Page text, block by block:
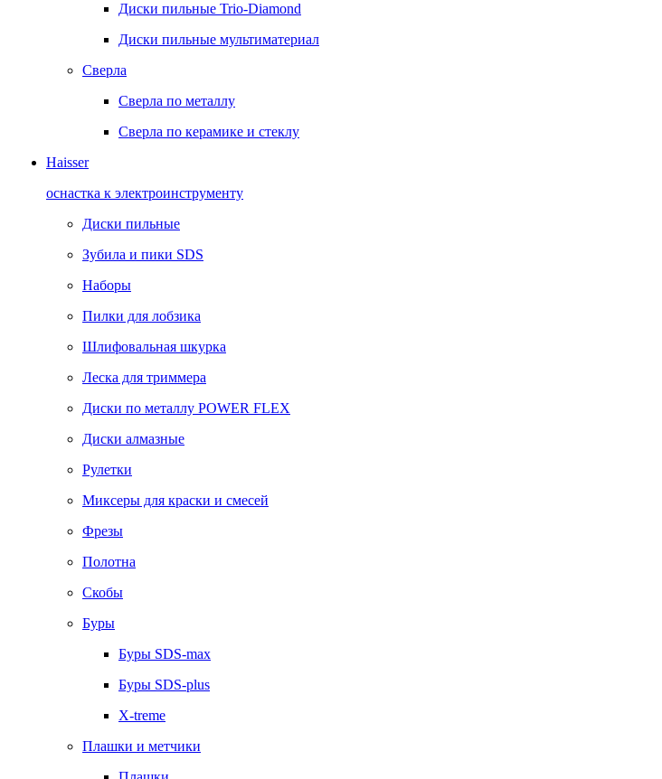
Диски пильные Trio-Diamond
Диски пильные мультиматериал
Сверла
Сверла по металлу
Сверла по керамике и стеклу
Haisser
оснастка к электроинструменту
Диски пильные
Зубила и пики SDS
Наборы
Пилки для лобзика
Шлифовальная шкурка
Леска для триммера
Диски по металлу POWER FLEX
Диски алмазные
Рулетки
Миксеры для краски и смесей
Фрезы
Полотна
Скобы
Буры
Буры SDS-max
Буры SDS-plus
X-treme
Плашки и метчики